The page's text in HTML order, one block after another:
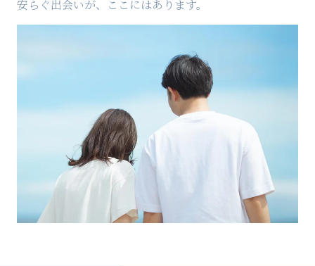
安らぐ出会いが、ここにはあります。